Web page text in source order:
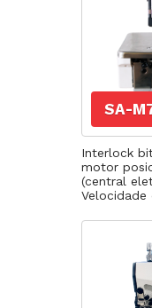
SA-
Interlock
motor
(central
Velocidade